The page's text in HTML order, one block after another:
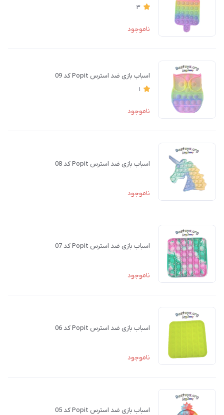
3
ناموجود
اسباب بازی ضد استرس Popit کد 09
1
ناموجود
اسباب بازی ضد استرس Popit کد 08
ناموجود
اسباب بازی ضد استرس Popit کد 07
ناموجود
اسباب بازی ضد استرس Popit کد 06
ناموجود
اسباب بازی ضد استرس Popit کد 05